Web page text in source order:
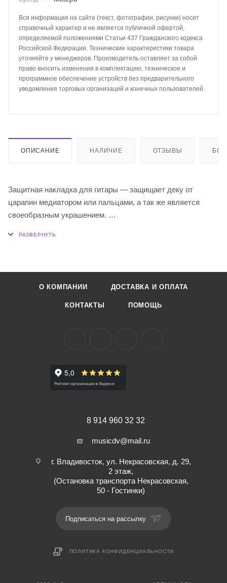
Вся информация на сайте (текст, фотографии, рисунки) носит
справочный характер и не является публичной офертой,
определяемой положениями Статьи 437 Гражданского кодекса
Российской Федерации. Технические характеристики товара
уточняйте у менеджеров. Производитель оставляет за собой
право вносить изменения в комплектацию, техническое и
программное обеспечение устройств без предварительного
уведомления торговых организаций и конечных пользователей.
ОПИСАНИЕ НАЛИЧИЕ ОТЗЫВЫ
Защитная накладка для гитары — защищает деку от
царапин медиатором или пальцами, а так же является
своеобразным украшением.
отверстием. Используется для исполнения приема гольпе,
удара по деке гитары безымянным или средним пальцем
О КОМПАНИИ ДОСТАВКА И ОПЛАТА
КОНТАКТЫ ПОМОЩЬ
8 914 960 32 32
musicdv@mail.ru
г. Владивосток, ул. Некрасовская, д. 29,
2 этаж,
(Остановка транспорта Некрасовская,
50 - Гостинки)
Подписаться на рассылку
ПОЛИТИКА КОНФИДЕНЦИАЛЬНОСТИ